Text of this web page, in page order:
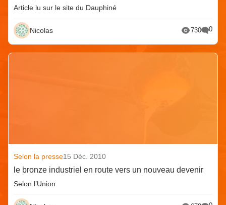
Article lu sur le site du Dauphiné
Nicolas 730 0
Selon la presse15 Déc. 2010
le bronze industriel en route vers un nouveau devenir
Selon l’Union